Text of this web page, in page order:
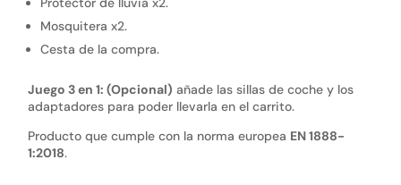
Mosquitera x2.
Cesta de la compra.
Juego 3 en 1: (Opcional) añade las sillas de coche y los
adaptadores para poder llevarla en el carrito.
Producto que cumple con la norma europea EN 1888-
1:2018.